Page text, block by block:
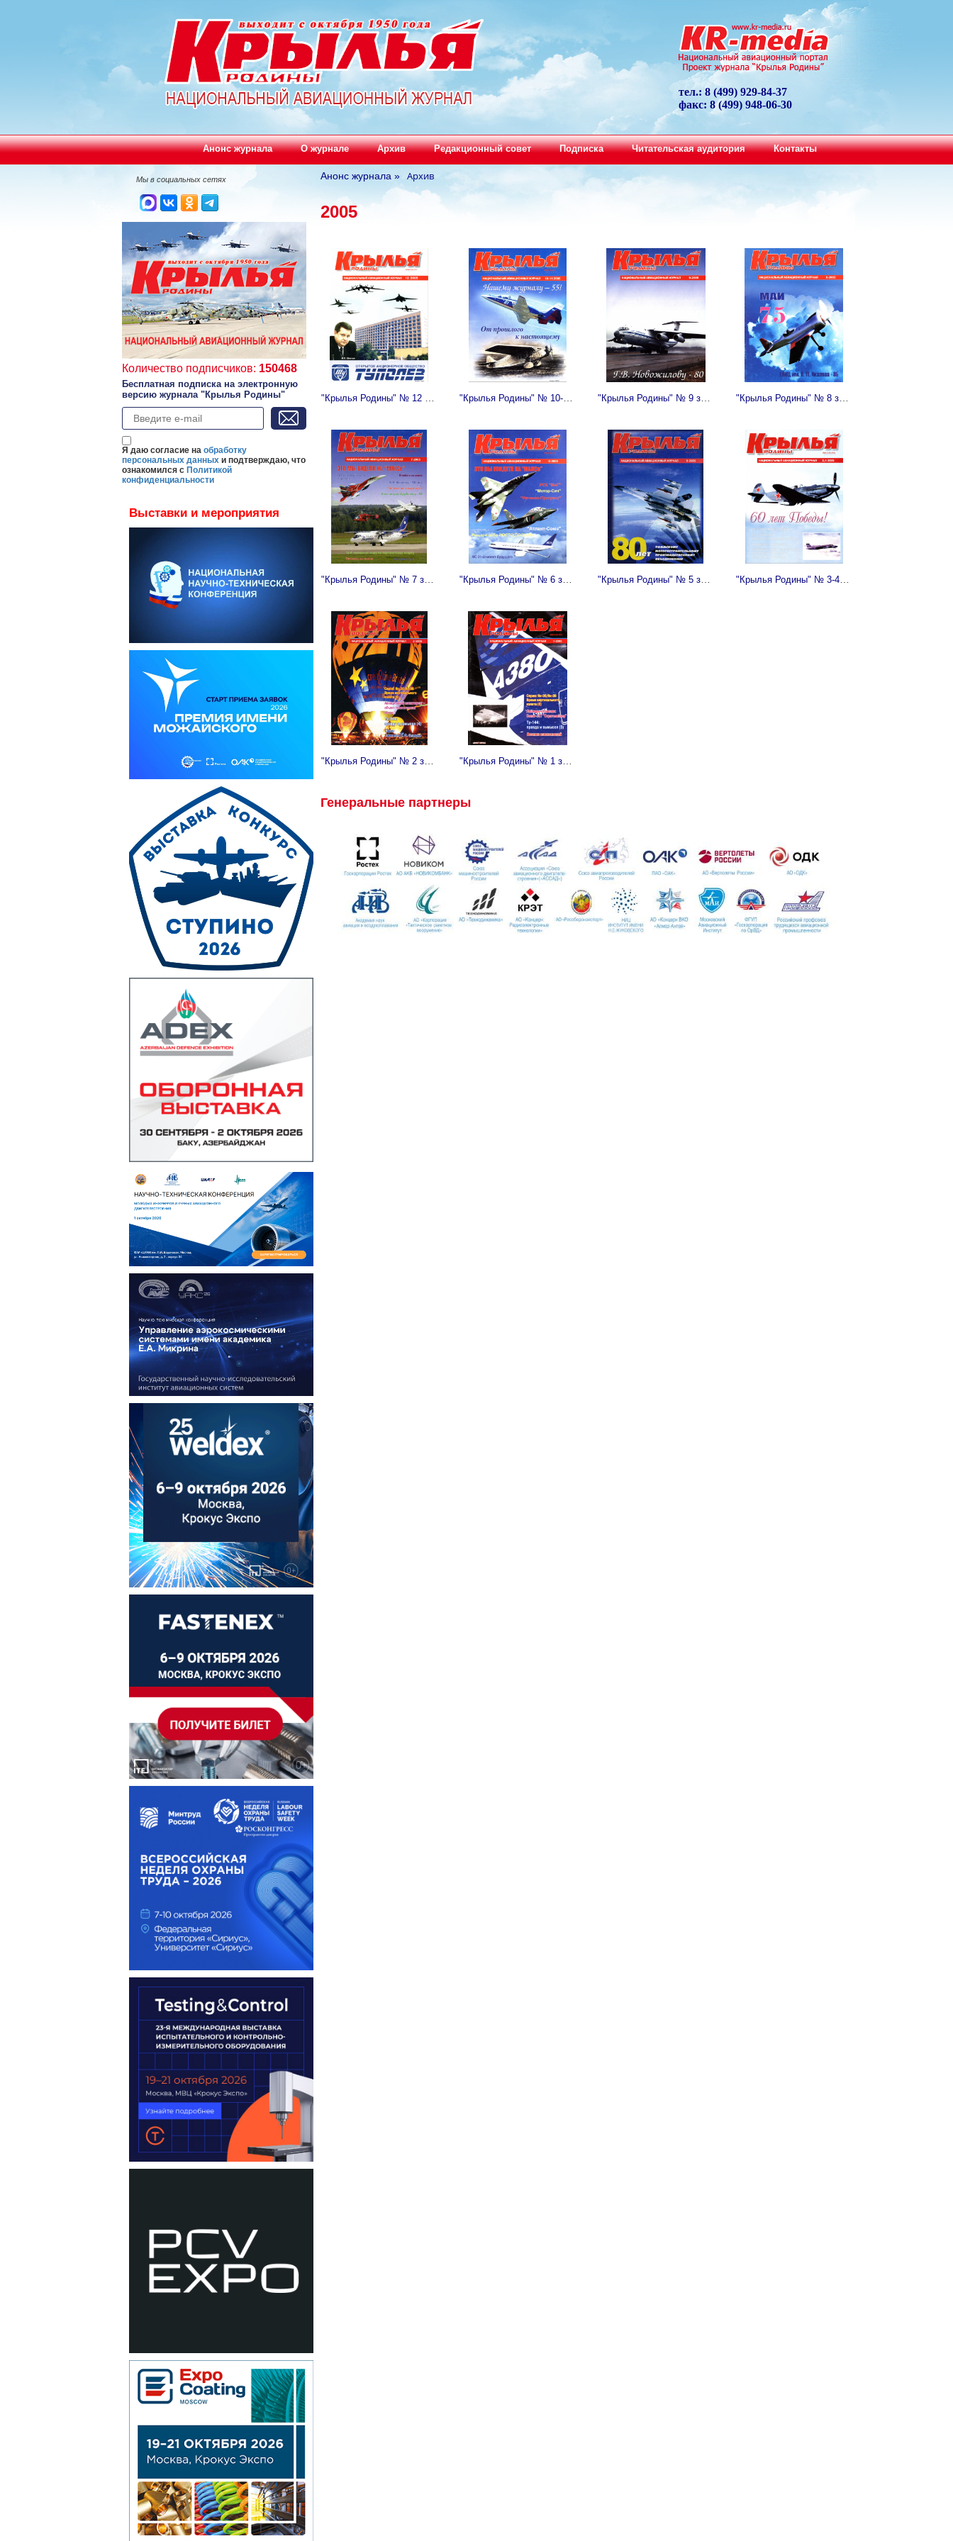
тел.: 8 (499) 929-84-37
факс: 8 (499) 948-06-30
Анонс журнала О журнале Архив Редакционный совет Подписка Читательская аудитория Контакты
Мы в социальных сетях
Количество подписчиков: 150468
Бесплатная подписка на электронную
версию журнала "Крылья Родины"
Я даю согласие на обработку
персональных данных и подтверждаю, что
ознакомился с Политикой
конфиденциальности
Выставки и мероприятия
Анонс журнала » Архив
2005
"Крылья Родины" № 2 за 2005 год "Крылья Родины" № 1 за 2005 год
Генеральные партнеры